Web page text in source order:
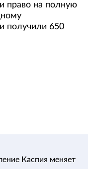
право на полную
получили 650
Каспия меняет